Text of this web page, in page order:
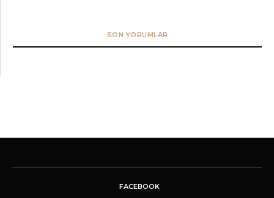
SON YORUMLAR
FACEBOOK